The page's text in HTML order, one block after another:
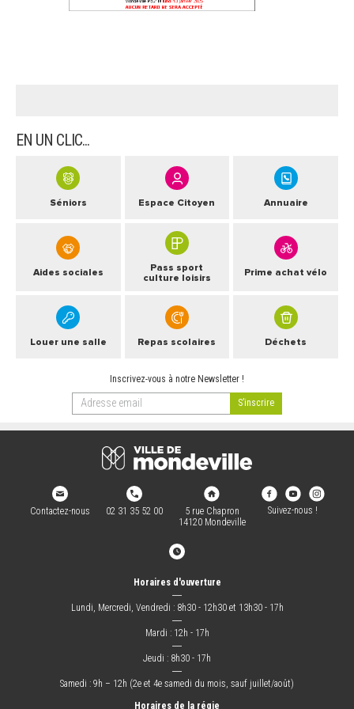
EN UN CLIC...
Séniors Espace Citoyen Annuaire
Aides sociales
Pass sport
culture loisirs
Prime achat vélo
Louer une salle Repas scolaires Déchets
Inscrivez-vous à notre Newsletter !
Contactez-nous 02 31 35 52 00
5 rue Chapron
14120 Mondeville
Suivez-nous !
Horaires d'ouverture
―
Lundi, Mercredi, Vendredi : 8h30 - 12h30 et 13h30 - 17h
―
Mardi : 12h - 17h
―
Jeudi : 8h30 - 17h
―
Samedi : 9h – 12h (2e et 4e samedi du mois, sauf juillet/août)
Horaires de la régie